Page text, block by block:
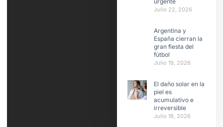
Julio 22, 2026
Argentina y
España cierran la
gran fiesta del
fútbol
Julio 19, 2026
El daño solar en la
piel es
acumulativo e
irreversible
Julio 18, 2026